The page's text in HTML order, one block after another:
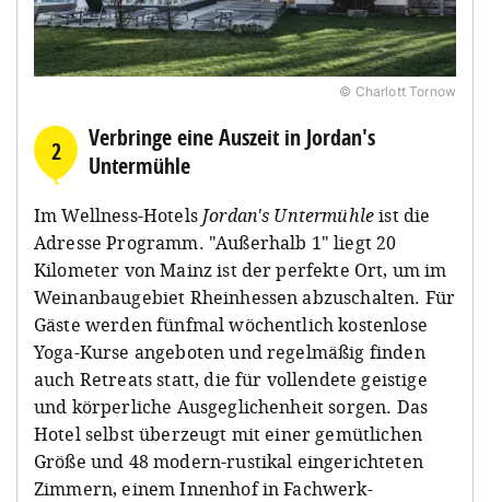
© Charlott Tornow
2
Verbringe eine Auszeit in Jordan's
Untermühle
Im Wellness-Hotels Jordan's Untermühleist die
Adresse Programm. "Außerhalb 1" liegt 20
Kilometer von Mainz ist der perfekte Ort, um im
Weinanbaugebiet Rheinhessen abzuschalten. Für
Gäste werden fünfmal wöchentlich kostenlose
Yoga-Kurse angeboten und regelmäßig finden
auch Retreats statt, die für vollendete geistige
und körperliche Ausgeglichenheit sorgen. Das
Hotel selbst überzeugt mit einer gemütlichen
Größe und 48 modern-rustikal eingerichteten
Zimmern, einem Innenhof in Fachwerk-